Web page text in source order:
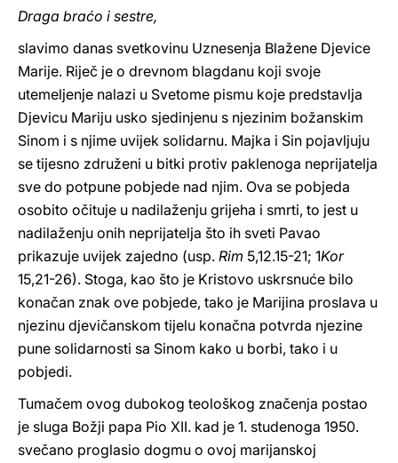
Draga braćo i sestre,
slavimo danas svetkovinu Uznesenja Blažene Djevice
Marije. Riječ je o drevnom blagdanu koji svoje
utemeljenje nalazi u Svetome pismu koje predstavlja
Djevicu Mariju usko sjedinjenu s njezinim božanskim
Sinom i s njime uvijek solidarnu. Majka i Sin pojavljuju
se tijesno združeni u bitki protiv paklenoga neprijatelja
sve do potpune pobjede nad njim. Ova se pobjeda
osobito očituje u nadilaženju grijeha i smrti, to jest u
nadilaženju onih neprijatelja što ih sveti Pavao
prikazuje uvijek zajedno (usp. Rim 5,12.15-21; 1Kor
15,21-26). Stoga, kao što je Kristovo uskrsnuće bilo
konačan znak ove pobjede, tako je Marijina proslava u
njezinu djevičanskom tijelu konačna potvrda njezine
pune solidarnosti sa Sinom kako u borbi, tako i u
pobjedi.
Tumačem ovog dubokog teološkog značenja postao
je sluga Božji papa Pio XII. kad je 1. studenoga 1950.
svečano proglasio dogmu o ovoj marijanskoj